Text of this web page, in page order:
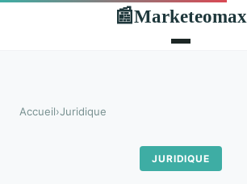
📰Marketeomax
Accueil›Juridique
JURIDIQUE